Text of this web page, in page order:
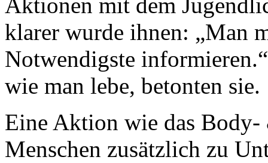
Aktionen mit dem
klarer wurde ihnen: „Man
Notwendigste
wie man lebe, betonten sie.
Eine Aktion wie das
Menschen zusätzlich zu